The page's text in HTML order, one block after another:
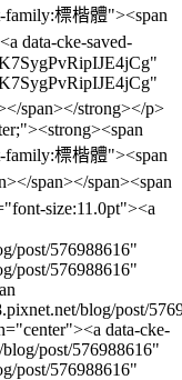
family:標楷體"><span
data-cke-saved-
span></strong></p>
family:標楷體"><span
span></span><span
size:11.0pt"><a
post/576988616"
post/576988616"
blog/post/
data-cke-
post/576988616"
post/576988616"